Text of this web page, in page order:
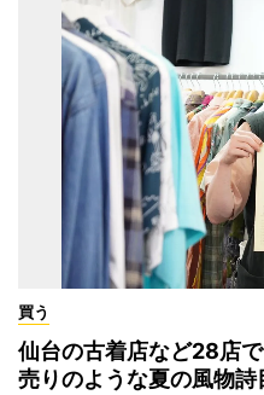
買う
仙台の古着店など28店
売りのような夏の風物詩